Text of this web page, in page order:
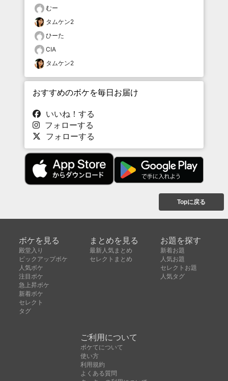
むー
タムケン2
ひーた
CIA
タムケン2
おすすめのボケを毎日お届け
いいね！する
フォローする
フォローする
Topに戻る
ボケを見る
殿堂入り
ピックアップボケ
人気ボケ
注目ボケ
急上昇ボケ
新着ボケ
セレクト
タグ
まとめを見る
最新人気まとめ
セレクトまとめ
お題を探す
新着お題
人気お題
セレクトお題
人気タグ
ご利用について
ボケてについて
使い方
利用規約
よくある質問